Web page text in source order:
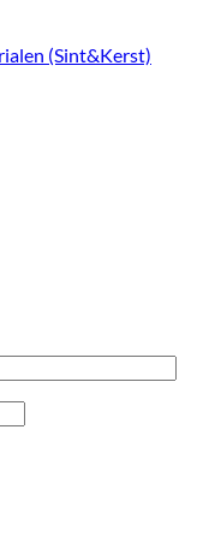
(Sint&Kerst)